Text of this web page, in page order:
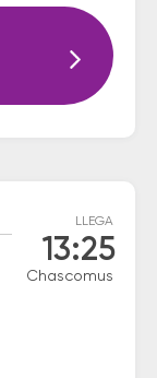
LLEGA
13:25
Chascomus